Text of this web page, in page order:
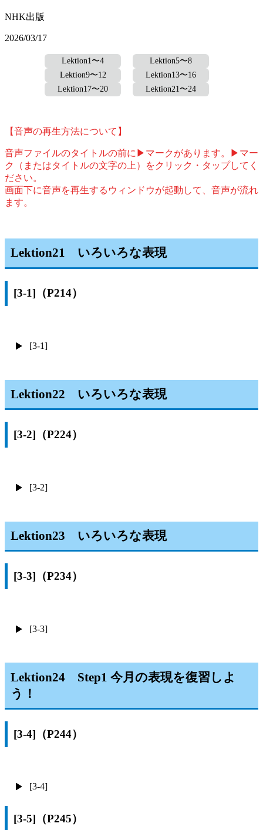
NHK出版
2026/03/17
Lektion1〜4
Lektion5〜8
Lektion9〜12
Lektion13〜16
Lektion17〜20
Lektion21〜24
【音声の再生方法について】
音声ファイルのタイトルの前に▶マークがあります。▶マー
ク（またはタイトルの文字の上）をクリック・タップしてく
ださい。
画面下に音声を再生するウィンドウが起動して、音声が流れ
ます。
Lektion21 いろいろな表現
[3-1]（P214）
[3-1]
Lektion22 いろいろな表現
[3-2]（P224）
[3-2]
Lektion23 いろいろな表現
[3-3]（P234）
[3-3]
Lektion24 Step1 今月の表現を復習しよ
う！
[3-4]（P244）
[3-4]
[3-5]（P245）